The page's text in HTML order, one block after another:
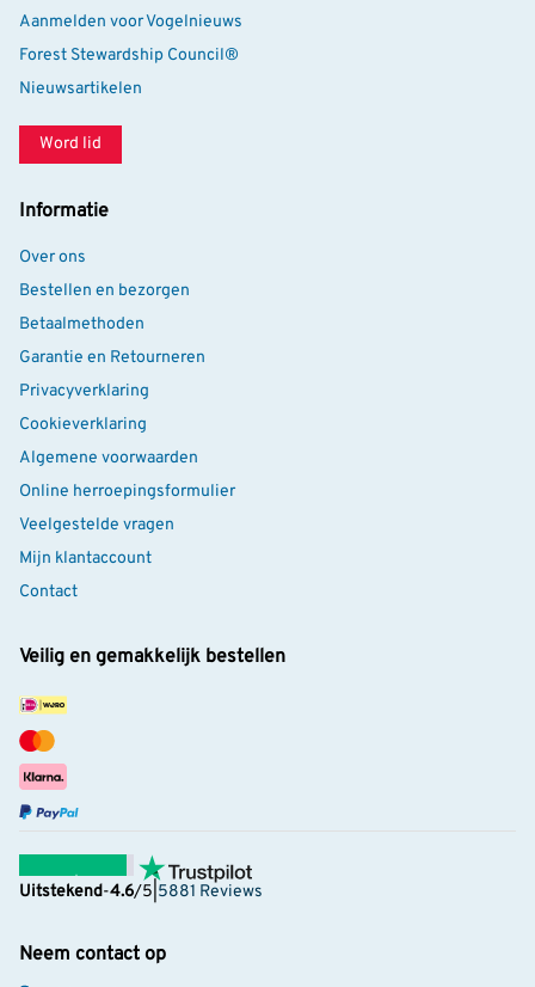
Aanmelden voor Vogelnieuws
Forest Stewardship Council®
Nieuwsartikelen
Word lid
Informatie
Over ons
Bestellen en bezorgen
Betaalmethoden
Garantie en Retourneren
Privacyverklaring
Cookieverklaring
Algemene voorwaarden
Online herroepingsformulier
Veelgestelde vragen
Mijn klantaccount
Contact
Veilig en gemakkelijk bestellen
Uitstekend-4.6/5 5881 Reviews
Neem contact op